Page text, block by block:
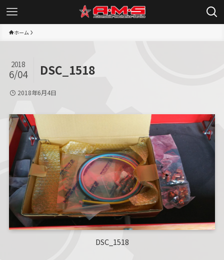
ホーム
DSC_1518
2018
6/04
2018年6月4日
DSC_1518